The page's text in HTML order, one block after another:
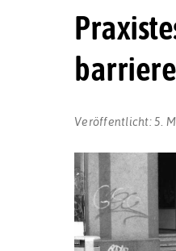
Veröffentlicht:5.